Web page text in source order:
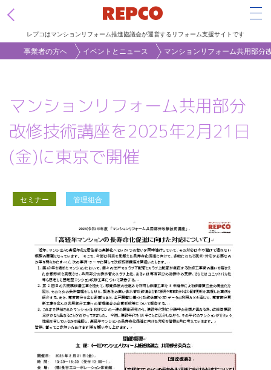
レプコはマンションリフォーム推進協議会が運営するリフォーム支援サイトです
事業者の方へ イベントとニュース マンションリフォーム共用部分
マンションリフォーム共用部分
改修技術講座を2025年2月21日
(金)に東京で開催
セミナー 管理組合